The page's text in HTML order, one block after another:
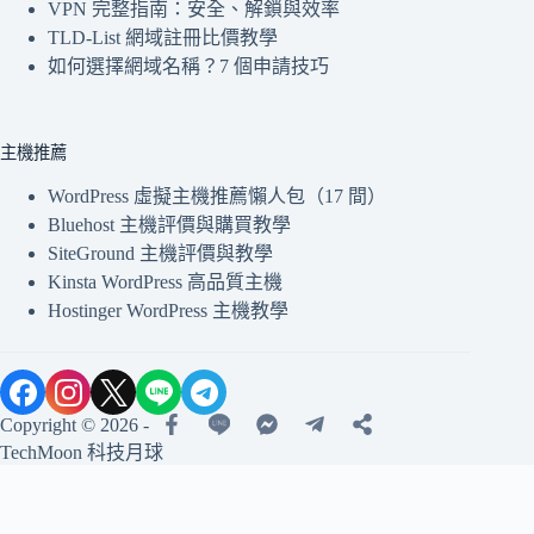
VPN 完整指南：安全、解鎖與效率
TLD-List 網域註冊比價教學
如何選擇網域名稱？7 個申請技巧
主機推薦
WordPress 虛擬主機推薦懶人包（17 間）
Bluehost 主機評價與購買教學
SiteGround 主機評價與教學
Kinsta WordPress 高品質主機
Hostinger WordPress 主機教學
Copyright © 2026 -
TechMoon 科技月球